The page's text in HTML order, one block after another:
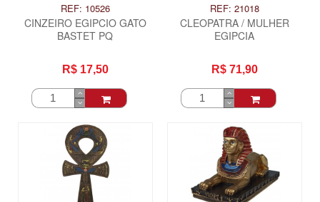
REF: 10526
CINZEIRO EGIPCIO GATO
BASTET PQ
R$ 17,50
REF: 21018
CLEOPATRA / MULHER
EGIPCIA
R$ 71,90